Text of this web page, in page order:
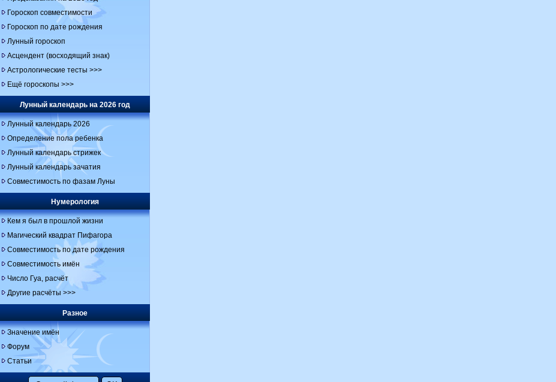
Гороскоп совместимости
Гороскоп по дате рождения
Лунный гороскоп
Асцендент (восходящий знак)
Астрологические тесты >>>
Ещё гороскопы >>>
Лунный календарь на 2026 год
Лунный календарь 2026
Определение пола ребенка
Лунный календарь стрижек
Лунный календарь зачатия
Совместимость по фазам Луны
Нумерология
Кем я был в прошлой жизни
Магический квадрат Пифагора
Совместимость по дате рождения
Совместимость имён
Число Гуа, расчёт
Другие расчёты >>>
Разное
Значение имён
Форум
Статьи